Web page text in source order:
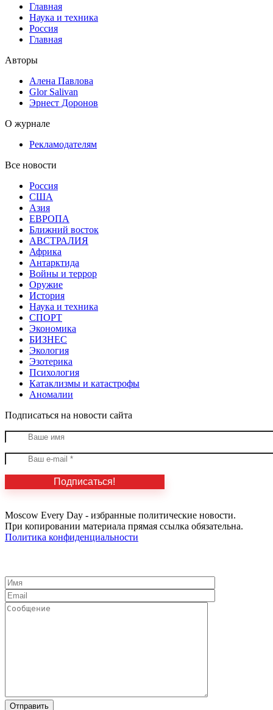
Главная
Наука и техника
Россия
Главная
Авторы
Алена Павлова
Glor Salivan
Эрнест Доронов
О журнале
Рекламодателям
Все новости
Россия
США
Азия
ЕВРОПА
Ближний восток
АВСТРАЛИЯ
Африка
Антарктида
Войны и террор
Оружие
История
Наука и техника
СПОРТ
Экономика
БИЗНЕС
Экология
Эзотерика
Психология
Катаклизмы и катастрофы
Аномалии
Подписаться на новости сайта
Moscow Every Day - избранные политические новости.
При копировании материала прямая ссылка обязательна.
Политика конфиденциальности